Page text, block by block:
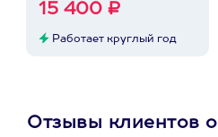
15 400 ₽
Работает круглый год
Отзывы клиентов